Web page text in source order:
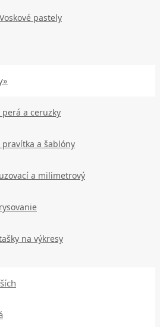
Voskové pastely
perá a ceruzky
pravítka a šablóny
a milimetrový
na výkresy